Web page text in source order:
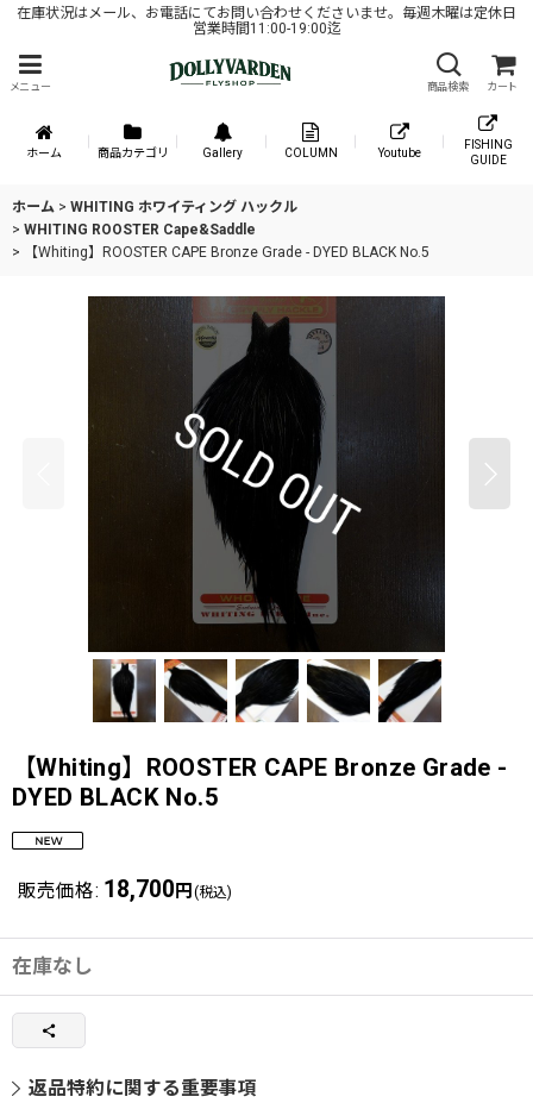
在庫状況はメール、お電話にてお問い合わせくださいませ。毎週木曜は定休日
営業時間11:00-19:00迄
メニュー 商品検索 カート
ホーム 商品カテゴリ Gallery COLUMN Youtube
FISHING
GUIDE
ホーム > WHITING ホワイティング ハックル
> WHITING ROOSTER Cape&Saddle
>
【Whiting】ROOSTER CAPE Bronze Grade - DYED BLACK No.5
【Whiting】ROOSTER CAPE Bronze Grade -
DYED BLACK No.5
販売価格: 18,700 円 (税込)
在庫なし
返品特約に関する重要事項